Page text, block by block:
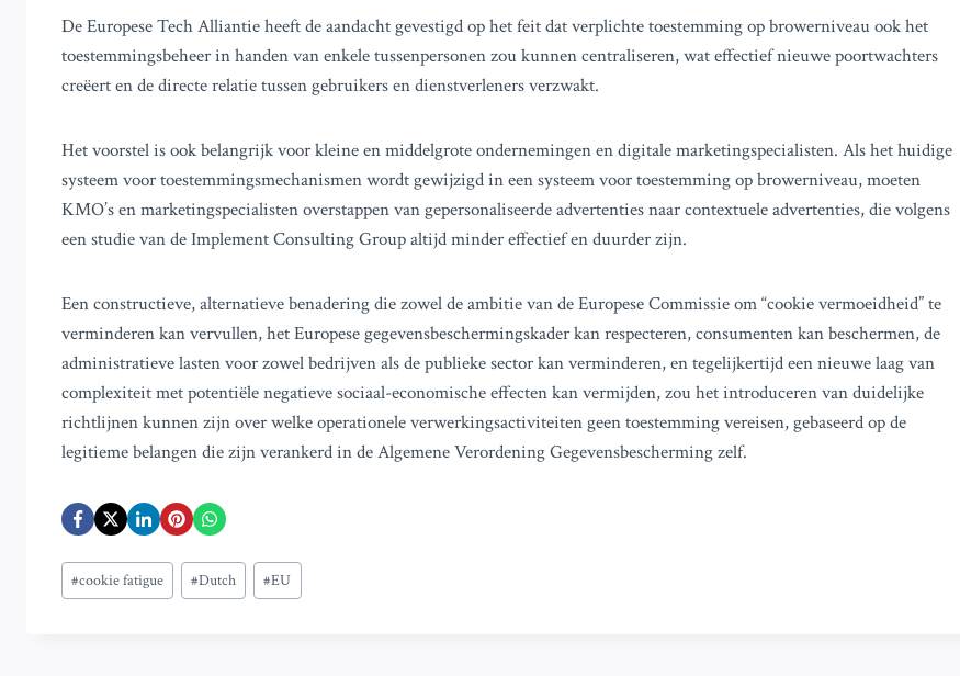
De Europese Tech Alliantie heeft de aandacht gevestigd op het feit dat verplichte toestemming op browerniveau ook het
toestemmingsbeheer in handen van enkele tussenpersonen zou kunnen centraliseren, wat effectief nieuwe poortwachters
creëert en de directe relatie tussen gebruikers en dienstverleners verzwakt.
Het voorstel is ook belangrijk voor kleine en middelgrote ondernemingen en digitale marketingspecialisten. Als het huidige
systeem voor toestemmingsmechanismen wordt gewijzigd in een systeem voor toestemming op browerniveau, moeten
KMO’s en marketingspecialisten overstappen van gepersonaliseerde advertenties naar contextuele advertenties, die volgens
een studie van de Implement Consulting Group altijd minder effectief en duurder zijn.
Een constructieve, alternatieve benadering die zowel de ambitie van de Europese Commissie om “cookie vermoeidheid” te
verminderen kan vervullen, het Europese gegevensbeschermingskader kan respecteren, consumenten kan beschermen, de
administratieve lasten voor zowel bedrijven als de publieke sector kan verminderen, en tegelijkertijd een nieuwe laag van
complexiteit met potentiële negatieve sociaal-economische effecten kan vermijden, zou het introduceren van duidelijke
richtlijnen kunnen zijn over welke operationele verwerkingsactiviteiten geen toestemming vereisen, gebaseerd op de
legitieme belangen die zijn verankerd in de Algemene Verordening Gegevensbescherming zelf.
Bericht
tags:
#cookie fatigue #Dutch #EU